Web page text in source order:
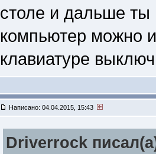
столе и дальше
компьютер можно
клавиатуре
Написано: 04.04.2015, 15:43
Driverrock